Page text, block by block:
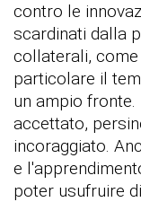
contro le
scardinati dalla
collaterali,
particolare il
un ampio
accettato,
incoraggiato.
e
poter usufruire